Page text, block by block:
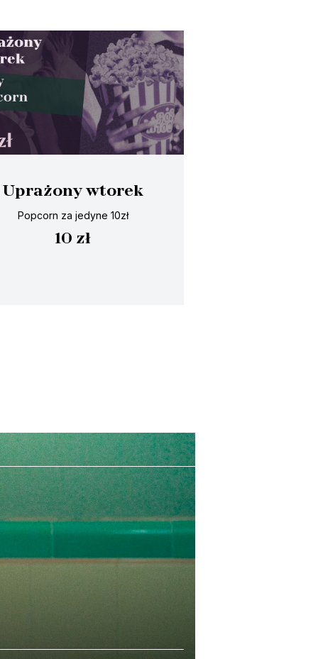
Uprażony wtorek
Popcorn za jedyne 10zł
10 zł